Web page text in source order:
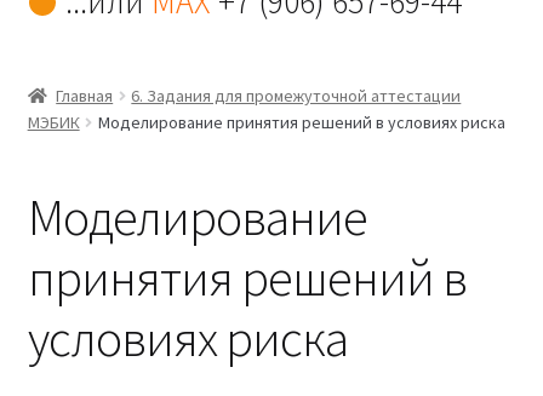
Контакты
Оферта
Политика конфиденциальности
Студентам
Главная
6. Задания для промежуточной аттестации
МЭБИК
Моделирование принятия решений в условиях риска
Моделирование
принятия решений в
условиях риска